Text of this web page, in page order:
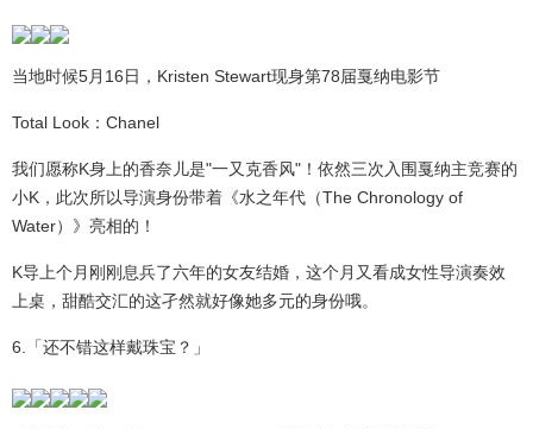
当地时候5月16日，Kristen Stewart现身第78届戛纳电影节
Total Look：Chanel
我们愿称K身上的香奈儿是"一又克香风"！依然三次入围戛纳主竞赛的
小K，此次所以导演身份带着《水之年代（The Chronology of
Water）》亮相的！
K导上个月刚刚息兵了六年的女友结婚，这个月又看成女性导演奏效
上桌，甜酷交汇的这孑然就好像她多元的身份哦。
6.「还不错这样戴珠宝？」